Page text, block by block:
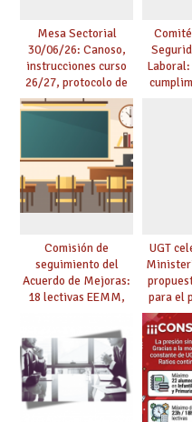
Mesa Sectorial
30/06/26: Canoso,
instrucciones curso
26/27, protocolo de
agresiones.
Comisión de
seguimiento del
Acuerdo de Mejoras:
18 lectivas EEMM,
mayores 55 y pilotaje
en centros
tensionados
UGT
para el
de